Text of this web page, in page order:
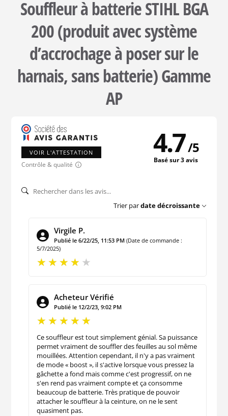
Souffleur à batterie STIHL BGA
200 (produit avec système
d’accrochage à poser sur le
harnais, sans batterie) Gamme
AP
VOIR L'ATTESTATION
Contrôle & qualité
4.7/5
Basé sur 3 avis
Trier pardate décroissante
Virgile P.
Publié le 6/22/25, 11:53 PM (Date de commande :
5/7/2025)
Acheteur Vérifié
Publié le 12/2/23, 9:02 PM
Ce souffleur est tout simplement génial. Sa puissance
permet vraiment de souffler des feuilles au sol même
mouillées. Attention cependant, il n'y a pas vraiment
de mode « boost », il s'active lorsque vous pressez la
gâchette a fond mais comme c'est progressif, on ne
s'en rend pas vraiment compte et ça consomme
beaucoup de batterie. Très pratique de pouvoir
attacher le souffleur à la ceinture, on ne le sent
quasiment pas.